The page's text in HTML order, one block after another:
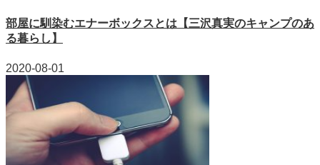
部屋に馴染むエナーボックスとは【三沢真実のキャンプのあ
る暮らし】
2020-08-01